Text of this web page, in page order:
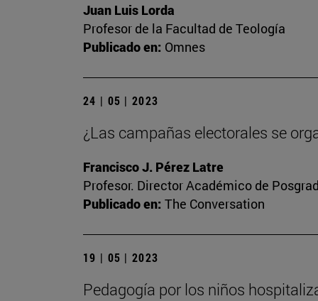
Juan Luis Lorda
Profesor de la Facultad de Teología
Publicado en: Omnes
24 | 05 | 2023
¿Las campañas electorales se
Francisco J. Pérez Latre
Profesor. Director Académico de
Publicado en: The Conversation
19 | 05 | 2023
Pedagogía por los niños